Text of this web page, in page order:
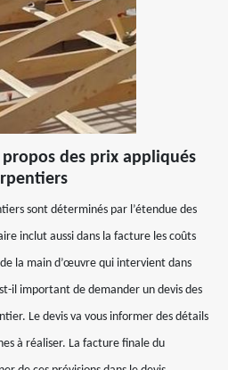
des prix appliqués
sont déterminés par l’étendue des
inclut aussi dans la facture les coûts
la main d’œuvre qui intervient dans
il important de demander un devis des
Le devis va vous informer des détails
à réaliser. La facture finale du